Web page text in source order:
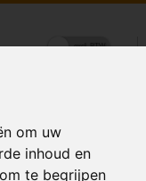
om uw
inhoud en
te begrijpen
ACCESSOIRES